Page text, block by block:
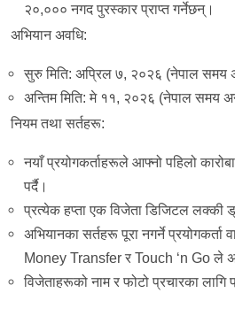
२०,००० नगद पुरस्कार प्राप्त गर्नेछन्।
अभियान अवधि:
सुरु मिति: अप्रिल ७, २०२६ (नेपाल समय
अन्तिम मिति: मे ११, २०२६ (नेपाल समय
नियम तथा सर्तहरू:
नयाँ प्रयोगकर्ताहरूले आफ्नो पहिलो
पर्दै।
प्रत्येक हप्ता एक विजेता डिजिटल लक्की
अभियानका सर्तहरू पूरा नगर्ने प्रयोगकर्ता
Money Transfer र Touch ‘n Go ले
विजेताहरूको नाम र फोटो प्रचारका लागि